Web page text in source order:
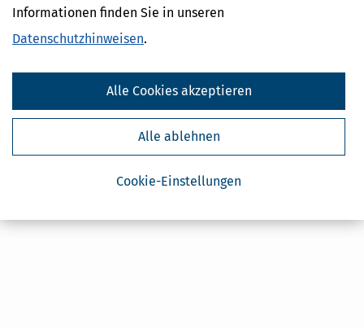
Informationen finden Sie in unseren
Datenschutzhinweisen.
Cookie-Einstellungen
Alle ablehnen
Alle Cookies akzeptieren